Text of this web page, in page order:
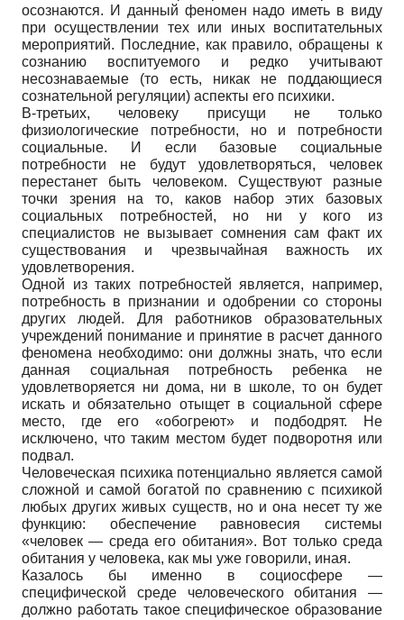
осознаются. И данный феномен надо иметь в виду
при осуществлении тех или иных воспитательных
мероприятий. Последние, как правило, обращены к
сознанию воспитуемого и редко учитывают
несознаваемые (то есть, никак не поддающиеся
сознательной регуляции) аспекты его психики.
В-третьих, человеку присущи не только
физиологические потребности, но и потребности
социальные. И если базовые социальные
потребности не будут удовлетворяться, человек
перестанет быть человеком. Существуют разные
точки зрения на то, каков набор этих базовых
социальных потребностей, но ни у кого из
специалистов не вызывает сомнения сам факт их
существования и чрезвычайная важность их
удовлетворения.
Одной из таких потребностей является, например,
потребность в признании и одобрении со стороны
других людей. Для работников образовательных
учреждений понимание и принятие в расчет данного
феномена необходимо: они должны знать, что если
данная социальная потребность ребенка не
удовлетворяется ни дома, ни в школе, то он будет
искать и обязательно отыщет в социальной сфере
место, где его «обогреют» и подбодрят. Не
исключено, что таким местом будет подворотня или
подвал.
Человеческая психика потенциально является самой
сложной и самой богатой по сравнению с психикой
любых других живых существ, но и она несет ту же
функцию: обеспечение равновесия системы
«человек — среда его обитания». Вот только среда
обитания у человека, как мы уже говорили, иная.
Казалось бы именно в социосфере —
специфической среде человеческого обитания —
должно работать такое специфическое образование